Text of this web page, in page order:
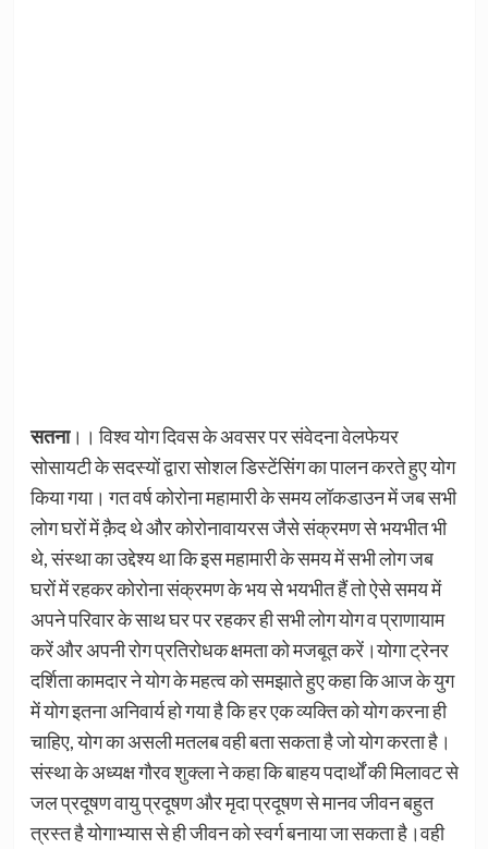
सतना।। विश्व योग दिवस के अवसर पर संवेदना वेलफेयर
सोसायटी के सदस्यों द्वारा सोशल डिस्टेंसिंग का पालन करते हुए योग
किया गया। गत वर्ष कोरोना महामारी के समय लॉकडाउन में जब सभी
लोग घरों में क़ैद थे और कोरोनावायरस जैसे संक्रमण से भयभीत भी
थे, संस्था का उद्देश्य था कि इस महामारी के समय में सभी लोग जब
घरों में रहकर कोरोना संक्रमण के भय से भयभीत हैं तो ऐसे समय में
अपने परिवार के साथ घर पर रहकर ही सभी लोग योग व प्राणायाम
करें और अपनी रोग प्रतिरोधक क्षमता को मजबूत करें।योगा ट्रेनर
दर्शिता कामदार ने योग के महत्व को समझाते हुए कहा कि आज के युग
में योग इतना अनिवार्य हो गया है कि हर एक व्यक्ति को योग करना ही
चाहिए, योग का असली मतलब वही बता सकता है जो योग करता है।
संस्था के अध्यक्ष गौरव शुक्ला ने कहा कि बाहय पदार्थों की मिलावट से
जल प्रदूषण वायु प्रदूषण और मृदा प्रदूषण से मानव जीवन बहुत
त्रस्त है योगाभ्यास से ही जीवन को स्वर्ग बनाया जा सकता है।वही